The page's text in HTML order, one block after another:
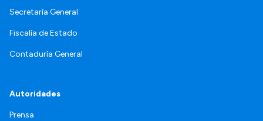
Secretaría General
Fiscalía de Estado
Contaduría General
Autoridades
Prensa